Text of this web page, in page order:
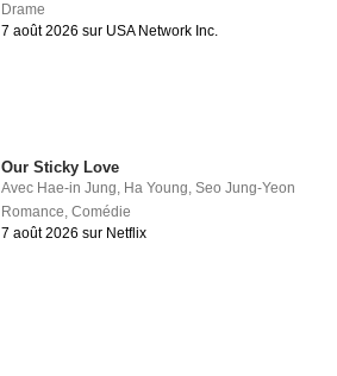
Drame
7 août 2026 sur USA Network Inc.
Our Sticky Love
Avec Hae-in Jung, Ha Young,Seo Jung-Yeon
Romance,Comédie
7 août 2026 sur Netflix